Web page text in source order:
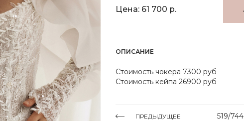
Цена: 61 700 р.
ОПИСАНИЕ
Стоимость чокера 7300 руб
Стоимость кейпа 26900 руб
ПРЕДЫДУЩЕЕ 519/744